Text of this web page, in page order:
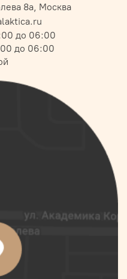
8а, Москва
до 06:00
до 06:00